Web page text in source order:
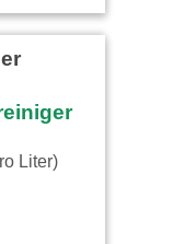
würde
Liter)